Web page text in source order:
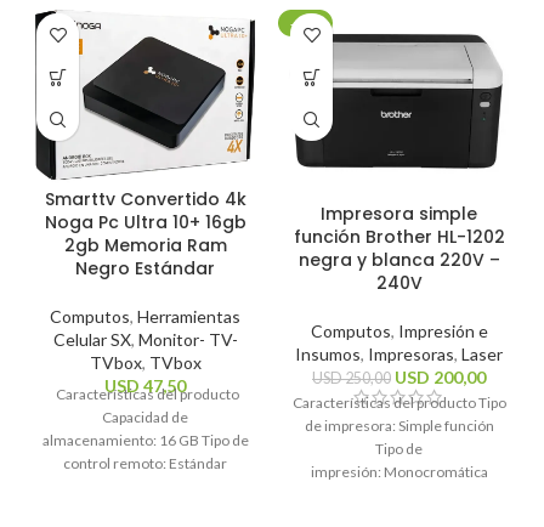
Smarttv Convertido 4k
Noga Pc Ultra 10+ 16gb
2gb Memoria Ram
Negro Estándar
Computos, Herramientas
Celular SX, Monitor- TV-
TVbox, TVbox
USD 47,50
Características del producto
Capacidad de
almacenamiento: 16 GB Tipo de
control remoto: Estándar
-20%
Impresora simple
función Brother HL-1202
negra y blanca 220V –
240V
Computos, Impresión e
Insumos, Impresoras, Laser
USD250,00 USD 200,00
Características del producto Tipo
de impresora: Simple función
Tipo de
impresión: Monocromática